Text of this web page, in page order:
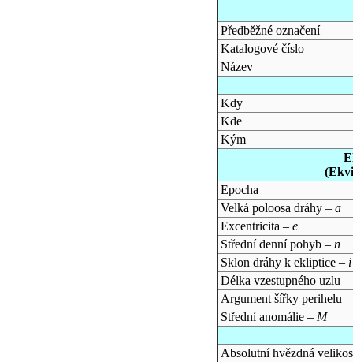
Předběžné označení
Katalogové číslo
Název
Kdy
Kde
Kým
Epocha
Velká poloosa dráhy – a
Excentricita – e
Střední denní pohyb – n
Sklon dráhy k ekliptice – i
Délka vzestupného uzlu –
Argument šířky perihelu
Střední anomálie – M
Absolutní hvězdná